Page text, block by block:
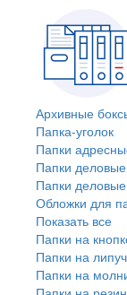
Архивные
Папка-уголок
Папки
Папки
Папки
Обложки для
Показать все
Папки на
Папки на
Папки на